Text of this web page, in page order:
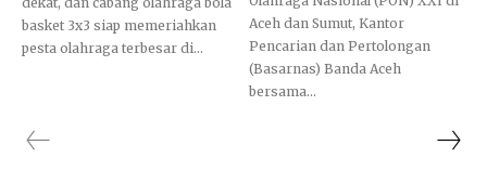
basket 3x3 siap memeriahkan
pesta olahraga terbesar di...
Aceh dan Sumut, Kantor
Pencarian dan Pertolongan
(Basarnas) Banda Aceh
bersama...